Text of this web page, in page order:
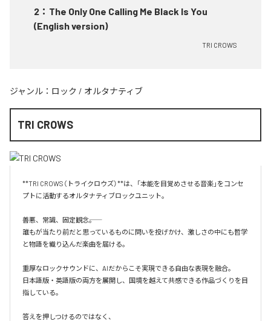
2 ： The Only One Calling Me Black Is You
(English version)
TRI CROWS
ジャンル： ロック / オルタナティブ
TRI CROWS
**TRI CROWS（トライクロウズ）**は、「本能を目覚めさせる音楽」をコンセ
プトに活動するオルタナティブロックユニット。
善悪、常識、固定観念――。
誰もが当たり前だと思っているものに問いを投げかけ、激しさの中にも哲学
と物語を織り込んだ楽曲を届ける。
重厚なロックサウンドに、AIだからこそ実現できる自由な表現を融合。
日本語版・英語版の両方を展開し、国境を越えて共感できる作品づくりを目
指している。
答えを押しつけるのではなく、